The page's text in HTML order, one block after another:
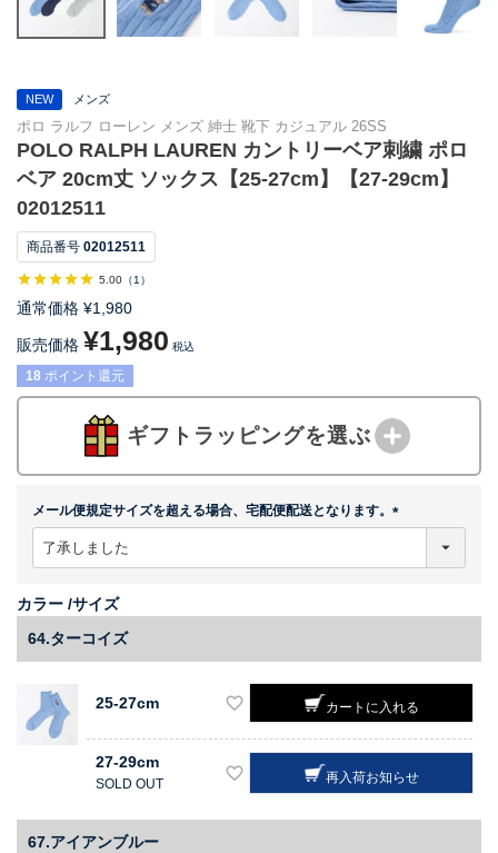
NEW メンズ
ポロ ラルフ ローレン メンズ 紳士 靴下 カジュアル 26SS
POLO RALPH LAUREN カントリーベア刺繍 ポロ
ベア 20cm丈 ソックス【25-27cm】【27-29cm】
02012511
商品番号 02012511
5.00 （1 ）
通常価格 ¥1,980
販売価格 ¥1,980 税込
18 ポイント還元
ギフトラッピングを選ぶ
メール便規定サイズを超える場合、宅配便配送となります。
カラー サイズ
64.ターコイズ
25-27cm カートに入れる
27-29cm
SOLD OUT 再入荷お知らせ
67.アイアンブルー